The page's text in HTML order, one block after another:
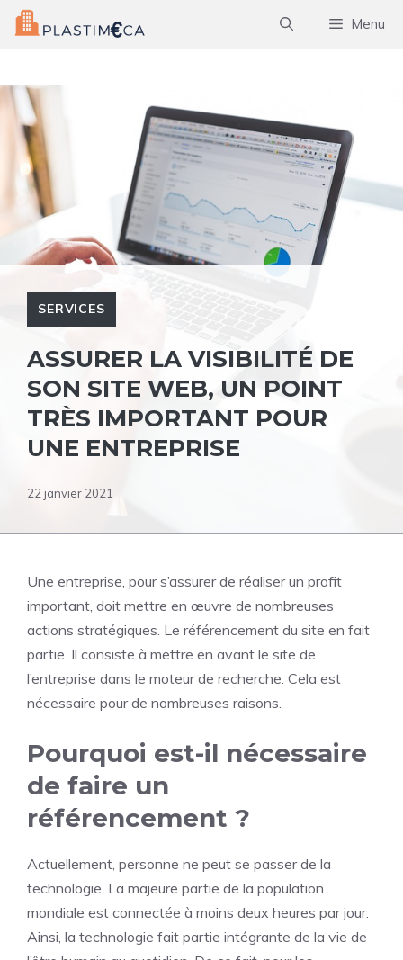
Aller
Menu
SERVICES
ASSURER LA VISIBILITÉ DE
SON SITE WEB, UN POINT
TRÈS IMPORTANT POUR
UNE ENTREPRISE
22 janvier 2021
Une entreprise, pour s’assurer de réaliser un profit
important, doit mettre en œuvre de nombreuses
actions stratégiques. Le référencement du site en fait
partie. Il consiste à mettre en avant le site de
l’entreprise dans le moteur de recherche. Cela est
nécessaire pour de nombreuses raisons.
Pourquoi est-il nécessaire
de faire un
référencement ?
Actuellement, personne ne peut se passer de la
technologie. La majeure partie de la population
mondiale est connectée à moins deux heures par jour.
Ainsi, la technologie fait partie intégrante de la vie de